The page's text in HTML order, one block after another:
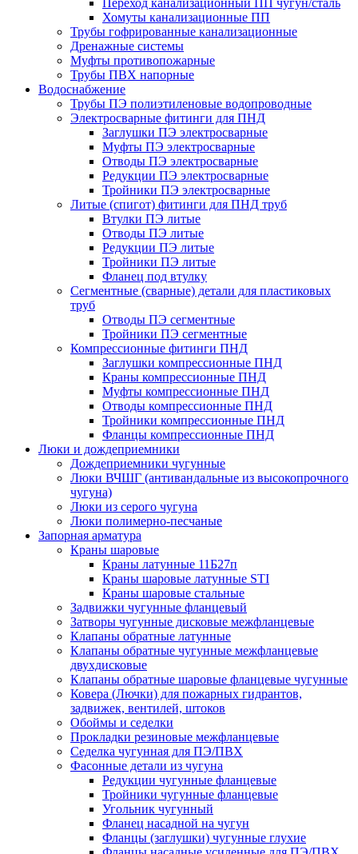
Переход канализационный ПП чугун/сталь
Хомуты канализационные ПП
Трубы гофрированные канализационные
Дренажные системы
Муфты противопожарные
Трубы ПВХ напорные
Водоснабжение
Трубы ПЭ полиэтиленовые водопроводные
Электросварные фитинги для ПНД
Заглушки ПЭ электросварные
Муфты ПЭ электросварные
Отводы ПЭ электросварные
Редукции ПЭ электросварные
Тройники ПЭ электросварные
Литые (спигот) фитинги для ПНД труб
Втулки ПЭ литые
Отводы ПЭ литые
Редукции ПЭ литые
Тройники ПЭ литые
Фланец под втулку
Сегментные (сварные) детали для пластиковых
труб
Отводы ПЭ сегментные
Тройники ПЭ сегментные
Компрессионные фитинги ПНД
Заглушки компрессионные ПНД
Краны компрессионные ПНД
Муфты компрессионные ПНД
Отводы компрессионные ПНД
Тройники компрессионные ПНД
Фланцы компрессионные ПНД
Люки и дождеприемники
Дождеприемники чугунные
Люки ВЧШГ (антивандальные из высокопрочного
чугуна)
Люки из серого чугуна
Люки полимерно-песчаные
Запорная арматура
Краны шаровые
Краны латунные 11Б27п
Краны шаровые латунные STI
Краны шаровые стальные
Задвижки чугунные фланцевый
Затворы чугунные дисковые межфланцевые
Клапаны обратные латунные
Клапаны обратные чугунные межфланцевые
двухдисковые
Клапаны обратные шаровые фланцевые чугунные
Ковера (Лючки) для пожарных гидрантов,
задвижек, вентилей, штоков
Обоймы и седелки
Прокладки резиновые межфланцевые
Седелка чугунная для ПЭ/ПВХ
Фасонные детали из чугуна
Редукции чугунные фланцевые
Тройники чугунные фланцевые
Угольник чугунный
Фланец насадной на чугун
Фланцы (заглушки) чугунные глухие